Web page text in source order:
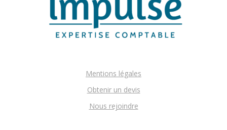
Mentions légales
Obtenir un devis
Nous rejoindre